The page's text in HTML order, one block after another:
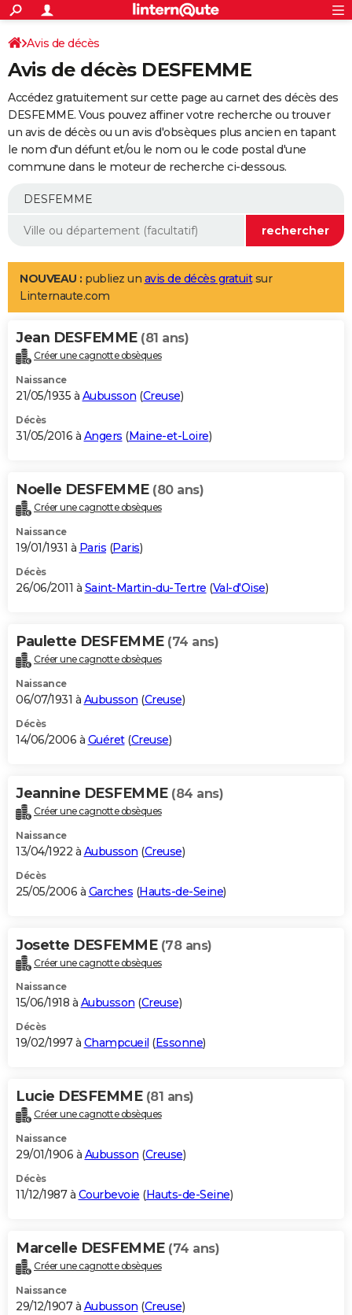
ACTUALITÉS
Politique
Société
Faits Divers
Education
Monde
Villes
+
SPORT
Coupe du monde 2026
Football
Tennis
Cyclisme
Rugby
Forum
Programme TV
TNT
Streaming
Cinéma
Sorties cinéma
Musique
+
FINANCE
Impôts
Immobilier
Risques naturels par ville
Banque
Assurance
Crédit
AUTO
Essais
Réserver un essai
Citadines
Berlines
SUV
Forum auto
+
Mobiles
Meilleur smartphone
Internet
Ordinateurs
Jeux vidéo
Guide high-tech
Aménagement intérieur
LIFESTYLE
Art de vivre
Bien-être
Loisirs
Mode
Modes de vie
Alimentation
Guide de la santé
Maladies
Médicaments
Sommeil
VOYAGE
Destinations
City break
Voyage nature
Voyage de noces
Forum
Climat
+PHOTO
GUIDES D'ACHAT
BONS PLANS
Carte de Noël
Carte Bonne année
Carte Saint-Valentin
Carte Pâques
Carte d'anniversaire
DICTIONNAIRE
Dictionnaire
Biographies
Citations
Expressions
Proverbes
PROGRAMME TV
S'inscrire
Se connecter
Lycées
Collèges
Primaires
Universités
Entreprises
Service militaire
Avis de recherche
AVIS DE DÉCÈS
Bricolage
Lifestyle
Culture
Sport
Auto
Television
Voyage
Cinema
Avis de décès
Avis de décès DESFEMME
Accédez gratuitement sur cette page au carnet des décès des
DESFEMME. Vous pouvez affiner votre recherche ou trouver
un avis de décès ou un avis d'obsèques plus ancien en tapant
le nom d'un défunt et/ou le nom ou le code postal d'une
commune dans le moteur de recherche ci-dessous.
NOUVEAU : publiez un avis de décès gratuitsur
Linternaute.com
Jean DESFEMME (81 ans)
Créer une cagnotte obsèques
Naissance
21/05/1935 à Aubusson (Creuse)
Décès
31/05/2016 à Angers (Maine-et-Loire)
Noelle DESFEMME (80 ans)
Créer une cagnotte obsèques
Naissance
19/01/1931 à Paris (Paris)
Décès
26/06/2011 à Saint-Martin-du-Tertre (Val-d'Oise)
Paulette DESFEMME (74 ans)
Créer une cagnotte obsèques
Naissance
06/07/1931 à Aubusson (Creuse)
Décès
14/06/2006 à Guéret(Creuse)
Jeannine DESFEMME (84 ans)
Créer une cagnotte obsèques
Naissance
13/04/1922 à Aubusson (Creuse)
Décès
25/05/2006 à Garches (Hauts-de-Seine)
Josette DESFEMME (78 ans)
Créer une cagnotte obsèques
Naissance
15/06/1918 à Aubusson (Creuse)
Décès
19/02/1997 à Champcueil (Essonne)
Lucie DESFEMME (81 ans)
Créer une cagnotte obsèques
Naissance
29/01/1906 à Aubusson (Creuse)
Décès
11/12/1987 à Courbevoie (Hauts-de-Seine)
Marcelle DESFEMME (74 ans)
Créer une cagnotte obsèques
Naissance
29/12/1907 à Aubusson (Creuse)